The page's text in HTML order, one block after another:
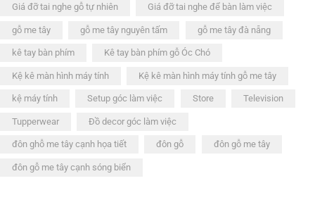
Giá đỡ tai nghe gỗ tự nhiên Giá đỡ tai nghe để bàn làm việc
gỗ me tây gỗ me tây nguyên tấm gỗ me tây đà nẵng
kê tay bàn phím Kê tay bàn phím gỗ Óc Chó
Kệ kê màn hình máy tính Kệ kê màn hình máy tính gỗ me tây
kệ máy tính Setup góc làm việc Store Television
Tupperwear Đồ decor góc làm việc
đôn ghỗ me tây cạnh họa tiết đôn gỗ đôn gỗ me tây
đôn gỗ me tây cạnh sóng biển